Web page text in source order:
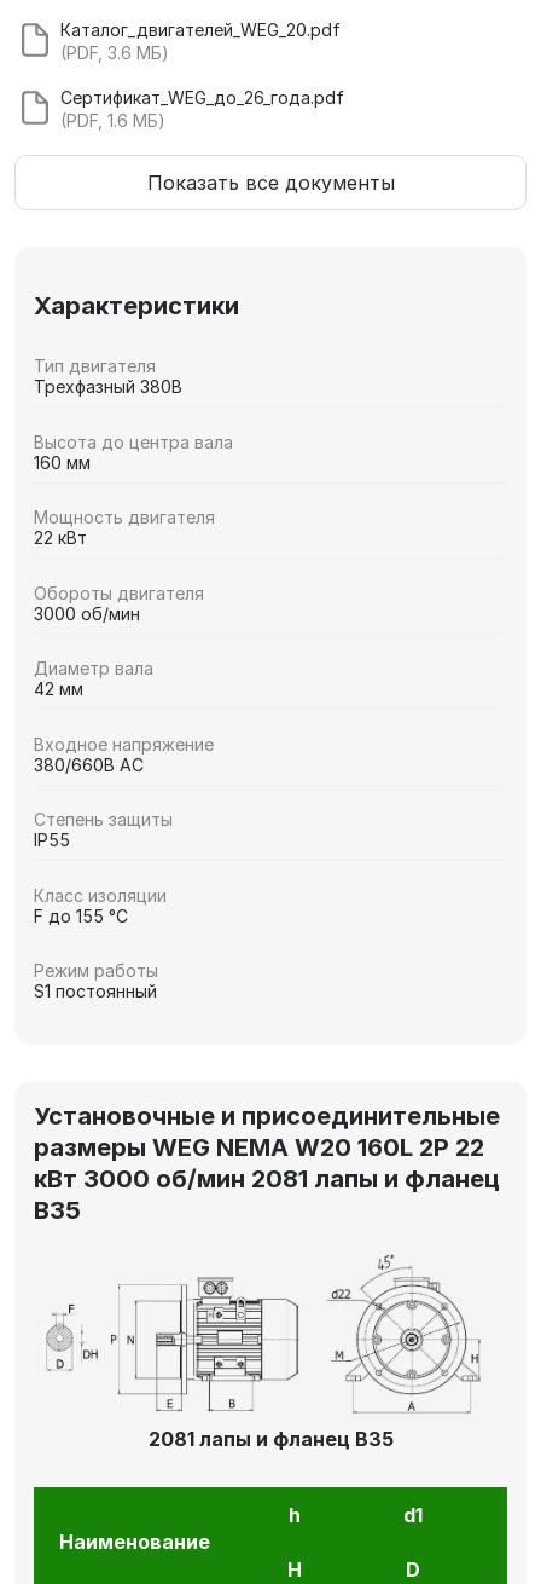
Каталог_двигателей_WEG_20.pdf
(PDF, 3.6 МБ)
Сертификат_WEG_до_26_года.pdf
(PDF, 1.6 МБ)
Показать все документы
Характеристики
Тип двигателя
Трехфазный 380В
Высота до центра вала
160 мм
Мощность двигателя
22 кВт
Обороты двигателя
3000 об/мин
Диаметр вала
42 мм
Входное напряжение
380/660В AC
Степень защиты
IP55
Класс изоляции
F до 155 °C
Режим работы
S1 постоянный
Установочные и присоединительные
размеры WEG NEMA W20 160L 2P 22
кВт 3000 об/мин 2081 лапы и фланец
В35
2081 лапы и фланец В35
Наименование
h d1
H D